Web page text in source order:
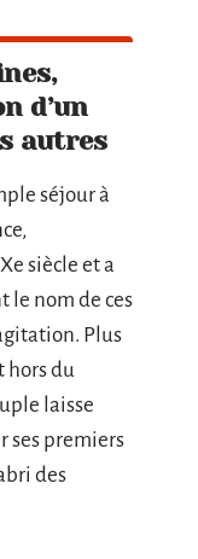
d’un
autres
séjour à
siècle et a
le nom de ces
Plus
hors du
laisse
ses premiers
des